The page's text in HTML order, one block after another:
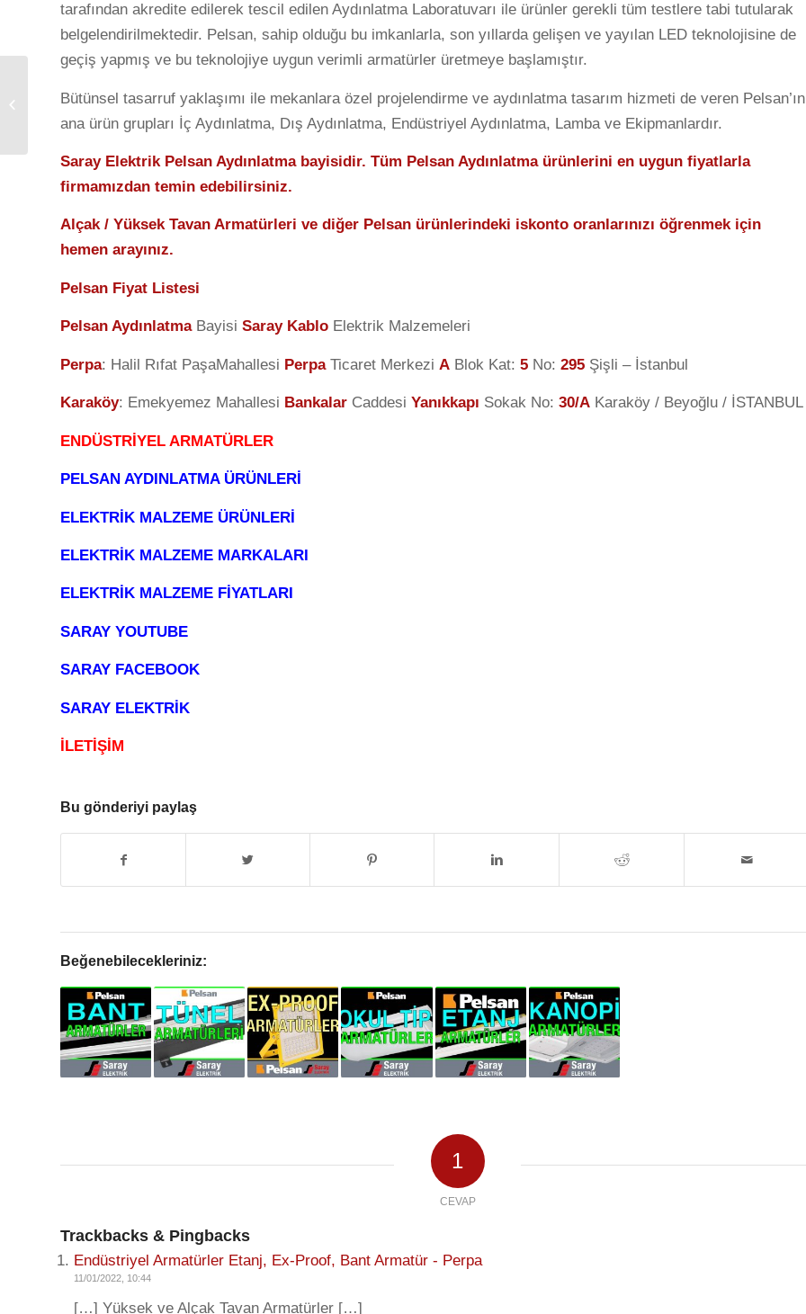
tarafından akredite edilerek tescil edilen Aydınlatma Laboratuvarı ile ürünler gerekli tüm testlere tabi tutularak
belgelendirilmektedir. Pelsan, sahip olduğu bu imkanlarla, son yıllarda gelişen ve yayılan LED teknolojisine de
geçiş yapmış ve bu teknolojiye uygun verimli armatürler üretmeye başlamıştır.
Bütünsel tasarruf yaklaşımı ile mekanlara özel projelendirme ve aydınlatma tasarım hizmeti de veren Pelsan’ın
ana ürün grupları İç Aydınlatma, Dış Aydınlatma, Endüstriyel Aydınlatma, Lamba ve Ekipmanlardır.
Saray Elektrik Pelsan Aydınlatma bayisidir. Tüm Pelsan Aydınlatma ürünlerini en uygun fiyatlarla
firmamızdan temin edebilirsiniz.
Alçak / Yüksek Tavan Armatürleri ve diğer Pelsan ürünlerindeki iskonto oranlarınızı öğrenmek için
hemen arayınız.
Pelsan Fiyat Listesi
Pelsan Aydınlatma Bayisi Saray Kablo Elektrik Malzemeleri
Perpa: Halil Rıfat PaşaMahallesi PerpaTicaret Merkezi A Blok Kat: 5 No: 295 Şişli – İstanbul
Karaköy: Emekyemez Mahallesi Bankalar Caddesi Yanıkkapı Sokak No: 30/A Karaköy / Beyoğlu / İSTANBUL
ENDÜSTRİYEL ARMATÜRLER
PELSAN AYDINLATMA ÜRÜNLERİ
ELEKTRİK MALZEME ÜRÜNLERİ
ELEKTRİK MALZEME MARKALARI
ELEKTRİK MALZEME FİYATLARI
SARAY YOUTUBE
SARAY FACEBOOK
SARAY ELEKTRİK
İLETİŞİM
Bu gönderiyi paylaş
Beğenebilecekleriniz:
1
CEVAP
Trackbacks & Pingbacks
Endüstriyel Armatürler Etanj, Ex-Proof, Bant Armatür - Perpa
11/01/2022, 10:44
[…] Yüksek ve Alçak Tavan Armatürler […]
Silindir, Kule Tipi Priz
Kasası